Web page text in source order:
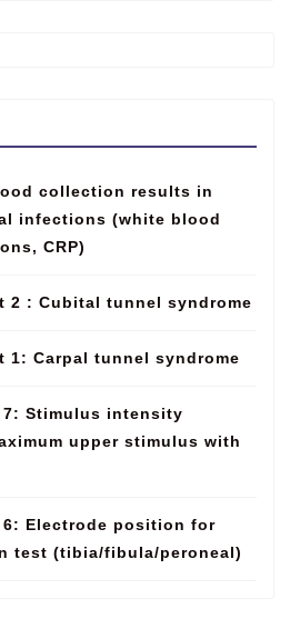
collection results in
infections (white blood
CRP)
2 : Cubital tunnel syndrome
1: Carpal tunnel syndrome
7: Stimulus intensity
upper stimulus with
6: Electrode position for
test (tibia/fibula/peroneal)